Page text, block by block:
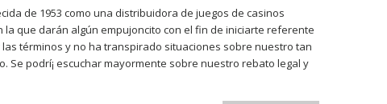
de 1953 como una distribuidora de juegos de casinos
que darán algún empujoncito con el fin de iniciarte referente
términos y no ha transpirado situaciones sobre nuestro tan
podrí¡ escuchar mayormente sobre nuestro rebato legal y